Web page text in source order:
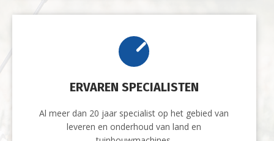
ERVAREN SPECIALISTEN
Al meer dan 20 jaar specialist op het gebied van
leveren en onderhoud van land en